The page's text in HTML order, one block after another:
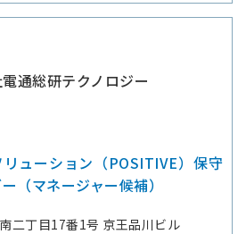
通総研テクノロジー
リューション（POSITIVE）保守
（マネージャー候補）
二丁目17番1号 京王品川ビル